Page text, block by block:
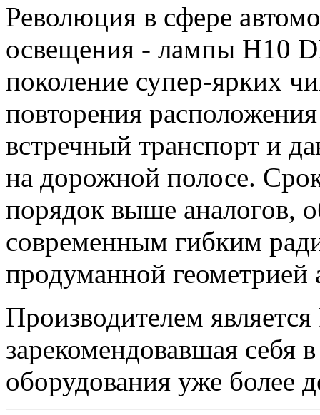
Революция в сфере
освещения - лампы H10
поколение супер-ярких
повторения
встречный транспорт и
на дорожной полосе.
порядок выше аналогов,
современным гибким
продуманной
Производителем
зарекомендовавшая себя
оборудования уже более